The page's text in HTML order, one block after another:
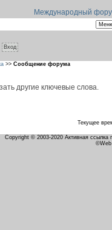
Международный
>> Сообщение форума
другие ключевые слова.
Текущее
Copyright © 2003-2020 Активная ссылка